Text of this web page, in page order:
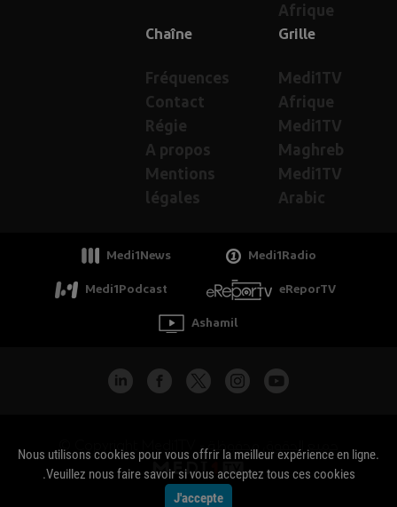
Afrique
Grille
Medi1TV
Afrique
Medi1TV
Maghreb
Medi1TV
Arabic
Chaîne
Fréquences
Contact
Régie
A propos
Mentions
légales
Medi1News Medi1Radio
Medi1Podcast eReporTV
Ashamil
جميع الحقوق محفوظة - Copyright Medi1TV ©
Nous utilisons cookies pour vous offrir la meilleur expérience en ligne.
Veuillez nous faire savoir si vous acceptez tous ces cookies.
J'accepte